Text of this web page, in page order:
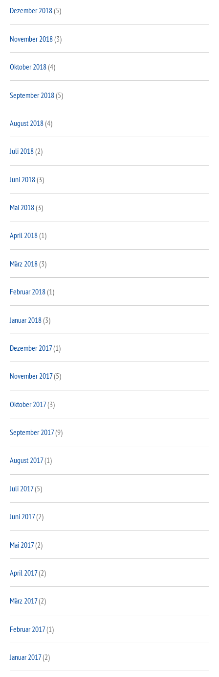
Dezember 2018(5)
November 2018(3)
Oktober 2018(4)
September 2018(5)
August 2018(4)
Juli 2018(2)
Juni 2018(3)
Mai 2018(3)
April 2018(1)
März 2018(3)
Februar 2018(1)
Januar 2018(3)
Dezember 2017(1)
November 2017(5)
Oktober 2017(3)
September 2017(9)
August 2017(1)
Juli 2017(5)
Juni 2017(2)
Mai 2017(2)
April 2017(2)
März 2017(2)
Februar 2017(1)
Januar 2017(2)